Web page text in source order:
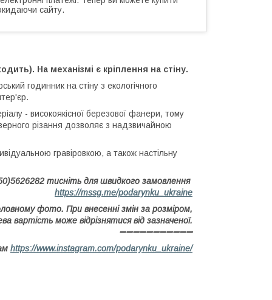
сайту.
На механізмі є кріплення на стіну.
годинник на стіну з екологічного
- високоякісної березової фанери, тому
різання дозволяє з надзвичайною
гравіровкою, а також настільну
тисніть для швидкого замовлення
https://mssg.me/podarynku_ukraine
фото. При внесенні змін за розміром,
вартість може відрізнятися від зазначеної.
➖➖➖➖➖➖➖➖➖➖➖
https://www.instagram.com/podarynku_ukraine/